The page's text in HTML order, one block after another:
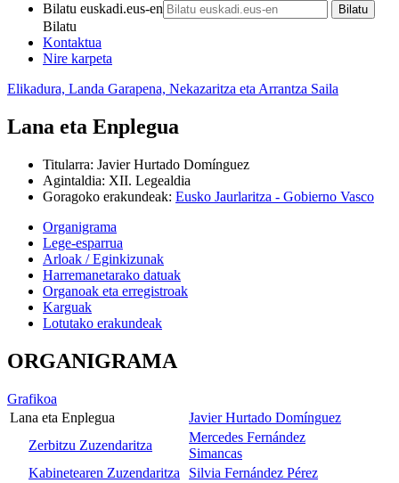
Bilatu euskadi.eus-en
Bilatu
Kontaktua
Nire karpeta
Elikadura, Landa Garapena, Nekazaritza eta Arrantza Saila
Lana eta Enplegua
Titularra: Javier Hurtado Domínguez
Agintaldia: XII. Legealdia
Goragoko erakundeak: Eusko Jaurlaritza - Gobierno Vasco
Organigrama
Lege-esparrua
Arloak / Eginkizunak
Harremanetarako datuak
Organoak eta erregistroak
Karguak
Lotutako erakundeak
ORGANIGRAMA
Grafikoa
Lana eta Enplegua
Javier Hurtado Domínguez
Zerbitzu Zuzendaritza
Mercedes Fernández
Simancas
Kabinetearen Zuzendaritza
Silvia Fernández Pérez